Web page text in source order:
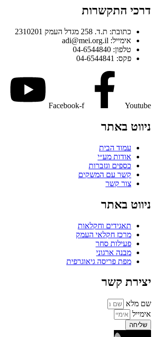
דרכי התקשרות
כתובת: ת.ד. 258 מגדל העמק 2310201
אימייל: adi@mei.org.il
טלפון: 04-6544840
פקס: 04-6544841
Facebook-f Youtube
ניווט באתר
עמוד הבית
אודות מע״י
כספים וגזברות
קשר עם המשקים
צור קשר
ניווט באתר
תאגידים וחקלאות
מרכז חקלאי העמק
פעילות סחר
מבנה ארגוני
מפת פריסה גיאוגרפית
יצירת קשר
שם מלא
אימייל
שליחה